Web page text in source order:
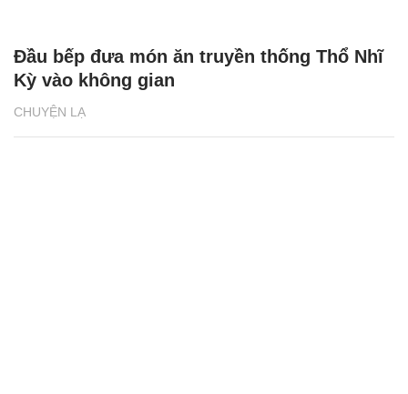
CHUYỆN LẠ
Đầu bếp đưa món ăn truyền thống Thổ Nhĩ
Kỳ vào không gian